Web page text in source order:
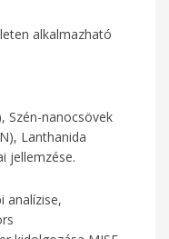
alkalmazható
Szén-nanocsövek
Lanthanida
jellemzése.
analízise,